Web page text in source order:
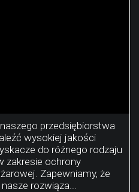
przedsiębiorstwa
wysokiej jakości
do różnego rodzaju
zakresie ochrony
Zapewniamy, że
rozwiąza...